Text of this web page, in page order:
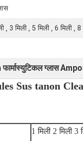
, 3 मिली , 5 मिली , 6 मिली ,
ग्लास
Sus tanon
1 मिली 2 मिली 3